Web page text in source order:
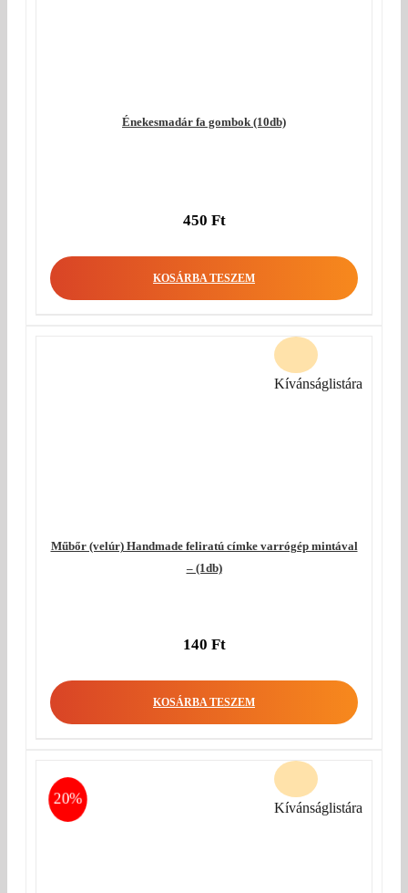
Énekesmadár fa gombok (10db)
450 Ft
KOSÁRBA TESZEM
Műbőr (velúr) Handmade feliratú címke varrógép mintával
– (1db)
140 Ft
KOSÁRBA TESZEM
Kívánságlistára
20%
Kívánságlistára